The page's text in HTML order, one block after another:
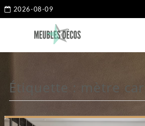
2026-08-09
Étiquette : mètre